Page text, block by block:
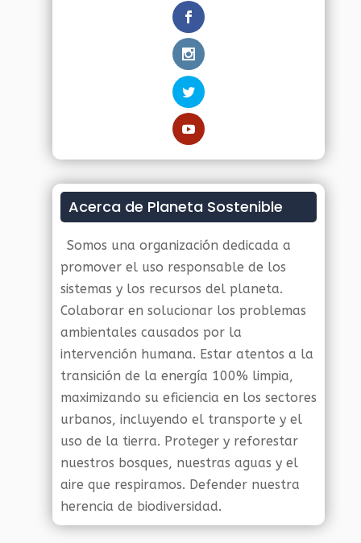
Acerca de Planeta Sostenible
Somos una organización dedicada a
promover el uso responsable de los
sistemas y los recursos del planeta.
Colaborar en solucionar los problemas
ambientales causados por la
intervención humana. Estar atentos a la
transición de la energía 100% limpia,
maximizando su eficiencia en los sectores
urbanos, incluyendo el transporte y el
uso de la tierra. Proteger y reforestar
nuestros bosques, nuestras aguas y el
aire que respiramos. Defender nuestra
herencia de biodiversidad.